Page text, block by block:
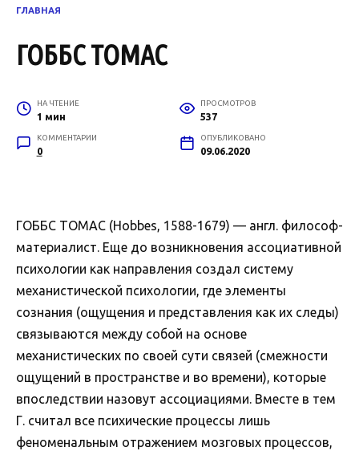
ГЛАВНАЯ
ГОББС ТОМАС
НА ЧТЕНИЕ
1 мин
ПРОСМОТРОВ
537
КОММЕНТАРИИ
0
ОПУБЛИКОВАНО
09.06.2020
ГОББС ТОМАС (Hobbes, 1588-1679) — англ. философ-
материалист. Еще до возникновения ассоциативной
психологии как направления создал систему
механистической психологии, где элементы
сознания (ощущения и представления как их следы)
связываются между собой на основе
механистических по своей сути связей (смежности
ощущений в пространстве и во времени), которые
впоследствии назовут ассоциациями. Вместе в тем
Г. считал все психические процессы лишь
феноменальным отражением мозговых процессов,